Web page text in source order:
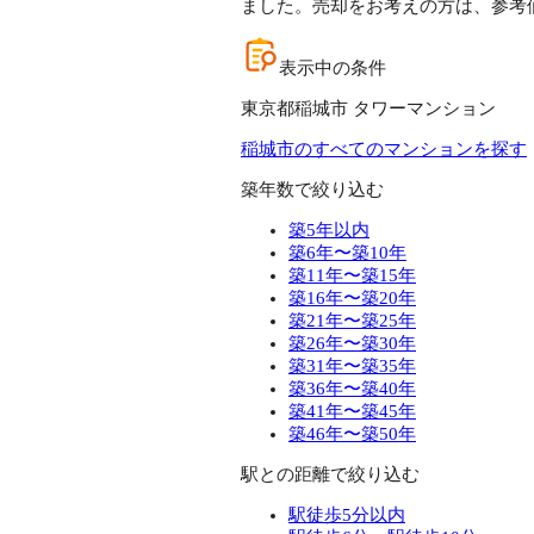
ました。売却をお考えの方は、参考
表示中の条件
東京都稲城市 タワーマンション
稲城市のすべてのマンションを探す
築年数で絞り込む
築5年以内
築6年〜築10年
築11年〜築15年
築16年〜築20年
築21年〜築25年
築26年〜築30年
築31年〜築35年
築36年〜築40年
築41年〜築45年
築46年〜築50年
駅との距離で絞り込む
駅徒歩5分以内